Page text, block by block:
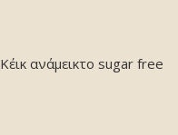
Κέικ ανάμεικτο sugar free